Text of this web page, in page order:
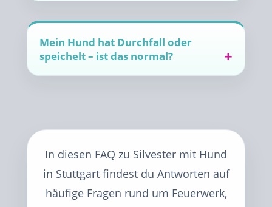
Mein Hund hat Durchfall oder
speichelt – ist das normal?
In diesen FAQ zu Silvester mit Hund
in Stuttgart findest du Antworten auf
häufige Fragen rund um Feuerwerk,